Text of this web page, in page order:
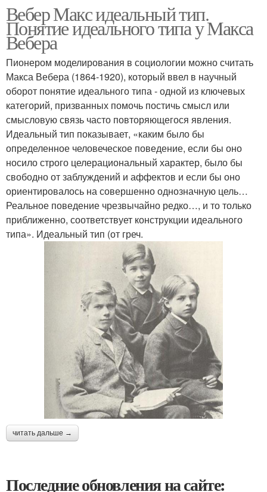
Вебер Макс идеальный тип.
Понятие идеального типа у Макса
Вебера
Пионером моделирования в социологии можно считать
Макса Вебера (1864-1920), который ввел в научный
оборот понятие идеального типа - одной из ключевых
категорий, призванных помочь постичь смысл или
смысловую связь часто повторяющегося явления.
Идеальный тип показывает, «каким было бы
определенное человеческое поведение, если бы оно
носило строго целерациональный характер, было бы
свободно от заблуждений и аффектов и если бы оно
ориентировалось на совершенно однозначную цель…
Реальное поведение чрезвычайно редко…, и то только
приближенно, соответствует конструкции идеального
типа». Идеальный тип (от греч.
читать дальше →
Последние обновления на сайте: